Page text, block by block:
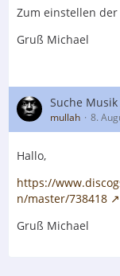
Zum einstellen
Gruß Michael
Suche
mullah 8.
Hallo,
https://
n/master/738418
Gruß Michael